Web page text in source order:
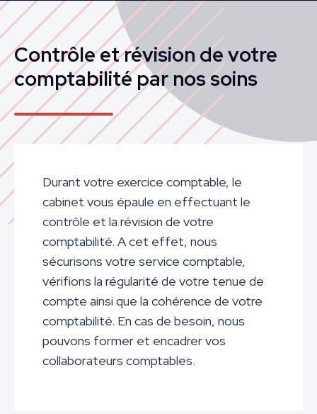
Contrôle et révision de votre
comptabilité par nos soins
Durant votre exercice comptable, le
cabinet vous épaule en effectuant le
contrôle et la révision de votre
comptabilité. A cet effet, nous
sécurisons votre service comptable,
vérifions la régularité de votre tenue de
compte ainsi que la cohérence de votre
comptabilité. En cas de besoin, nous
pouvons former et encadrer vos
collaborateurs comptables.